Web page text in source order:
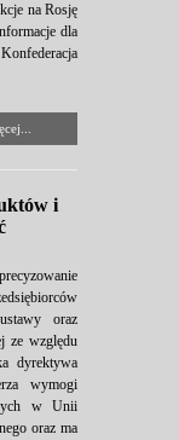
na Rosję
dla
i
oraz
ze względu
dyrektywa
wymogi
w Unii
oraz ma